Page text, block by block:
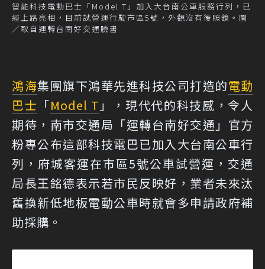
智能科技電動巴士「Model T」加入大台南公車服務行列，已
經上路亮相，目前試營運行駛市區5號，外觀沒有後照鏡。圖
／取自運轉台南好交通臉書
鴻海集團旗下鴻華先進科技公司打造的電動
巴士 「Model T 」，現代代的科技感，令人
期待，南市交通局「運轉台南好交通」官方
粉專公布這部科技電巴已加入大台南公車行
列，府城客運在市區5號公車試營運，交通
局長王銘德表示若市民反映好，業者未來汰
舊換新低地板電動公車時就會多申請政府補
助採購。